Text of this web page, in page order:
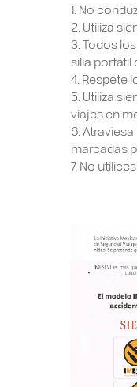
1. No
2. Utiliza
3. Todos
silla portátil
4. Respete
5. Utiliza
viajes en
6.
marcadas
7. No